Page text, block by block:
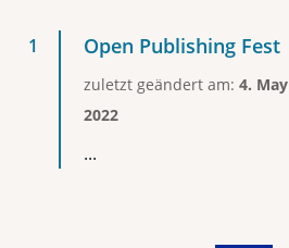
Open Publishing Fest
zuletzt geändert am: 4. May
2022
...